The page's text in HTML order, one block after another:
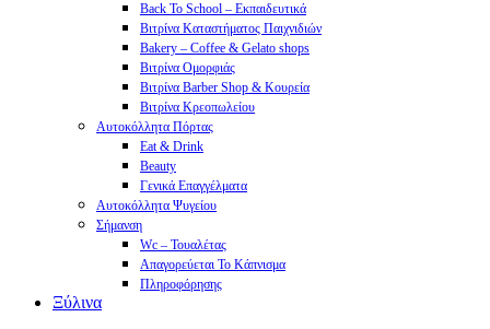
Back To School – Εκπαιδευτικά
Βιτρίνα Καταστήματος Παιχνιδιών
Bakery – Coffee & Gelato shops
Βιτρίνα Ομορφιάς
Βιτρίνα Barber Shop & Κουρεία
Βιτρίνα Κρεοπωλείου
Αυτοκόλλητα Πόρτας
Eat & Drink
Beauty
Γενικά Επαγγέλματα
Αυτοκόλλητα Ψυγείου
Σήμανση
Wc – Τουαλέτας
Απαγορεύεται Το Κάπνισμα
Πληροφόρησης
Ξύλινα